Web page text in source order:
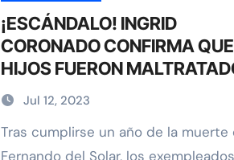
¡ESCÁNDALO! INGRID
CORONADO CONFIRMA
HIJOS FUERON
POR LA VIUDA DE FER DEL
Jul 12, 2023
Tras cumplirse un año de la muerte de
Fernando del Solar, los